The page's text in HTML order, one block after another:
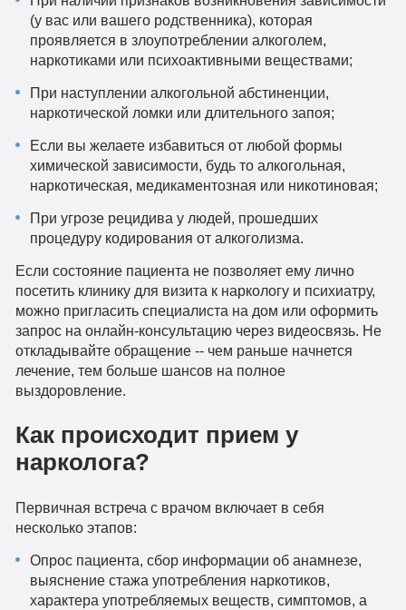
(у вас или вашего родственника), которая
проявляется в злоупотреблении алкоголем,
наркотиками или психоактивными веществами;
При наступлении алкогольной абстиненции,
наркотической ломки или длительного запоя;
Если вы желаете избавиться от любой формы
химической зависимости, будь то алкогольная,
наркотическая, медикаментозная или никотиновая;
При угрозе рецидива у людей, прошедших
процедуру кодирования от алкоголизма.
Если состояние пациента не позволяет ему лично
посетить клинику для визита к наркологу и психиатру,
можно пригласить специалиста на дом или оформить
запрос на онлайн-консультацию через видеосвязь. Не
откладывайте обращение -- чем раньше начнется
лечение, тем больше шансов на полное
выздоровление.
Как происходит прием у
нарколога?
Первичная встреча с врачом включает в себя
несколько этапов:
Опрос пациента, сбор информации об анамнезе,
выяснение стажа употребления наркотиков,
характера употребляемых веществ, симптомов, а